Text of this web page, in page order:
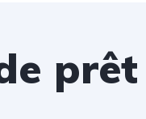
prêt